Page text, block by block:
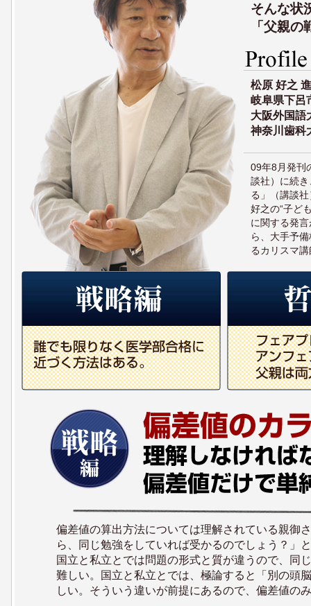
そんな状
「父親
松原 好之
岐阜県下呂
大阪外国語
神奈川歯科
09年8月発刊
談社）に続
る」（講談
好之の“子ど
に関する発
ら、大手予
るカリスマ
偏差値の算出方法については理解されている親御
ら、同じ勉強をしていれば受かるのでしょう？」
国立と私立とでは問題の形式と質が違うので、同
難しい。国立と私立とでは、極論すると「別の頭
しい。そういう違いが前提にあるので、偏差値の